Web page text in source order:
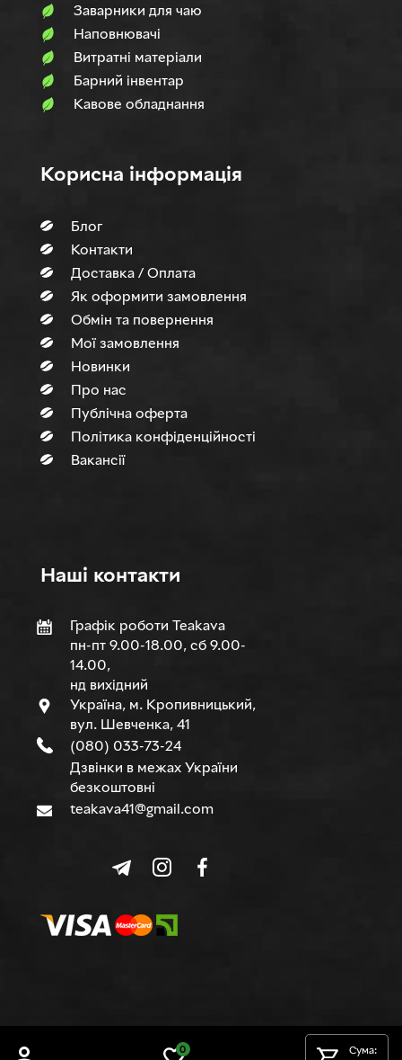
0
Сума:
Заварники для чаю
Наповнювачi
Витратні матеріали
Барний інвентар
Кавове обладнання
Корисна інформація
Блог
Контакти
Доставка / Оплата
Як оформити замовлення
Обмін та повернення
Мої замовлення
Новинки
Про нас
Публічна оферта
Політика конфіденційності
Вакансії
Нашi контакти
Графік роботи Teakava
пн-пт 9.00-18.00, сб 9.00-
14.00,
нд вихідний
Україна, м. Кропивницький,
вул. Шевченка, 41
(080) 033-73-24
Дзвінки в межах України
безкоштовні
teakava41@gmail.com
© TEAKAVA, 2015-2026 р.